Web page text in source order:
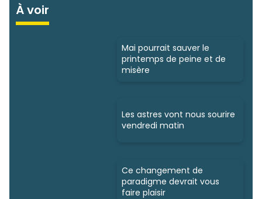
À voir
Mai pourrait sauver le
printemps de peine et de
misère
Les astres vont nous sourire
vendredi matin
Ce changement de
paradigme devrait vous
faire plaisir